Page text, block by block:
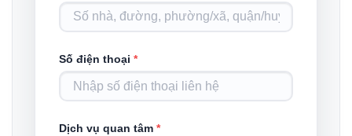
Số điện thoại *
Dịch vụ quan tâm *